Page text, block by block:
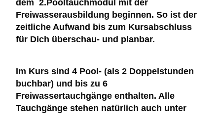
dem 2.Pooltauchmodul mit der
Freiwasserausbildung beginnen. So ist der
zeitliche Aufwand bis zum Kursabschluss
für Dich überschau- und planbar.
Im Kurs sind4 Pool- (als 2 Doppelstunden
buchbar) und bis zu 6
Freiwassertauchgänge enthalten. Alle
Tauchgänge stehen natürlich auch unter